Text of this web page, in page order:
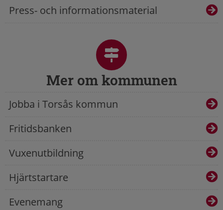
Press- och informationsmaterial
Mer om kommunen
Jobba i Torsås kommun
Fritidsbanken
Vuxenutbildning
Hjärtstartare
Evenemang